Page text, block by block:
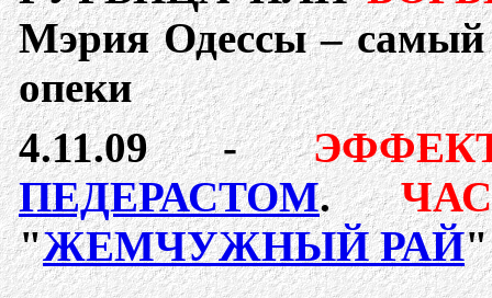
Мэрия Одессы –
опеки
4.11.09 -
ПЕДЕРАСТОМ.
"ЖЕМЧУЖНЫЙ РАЙ